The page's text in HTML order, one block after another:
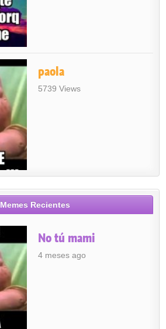
paola
5739 Views
Memes Recientes
No tú mami
4 meses ago